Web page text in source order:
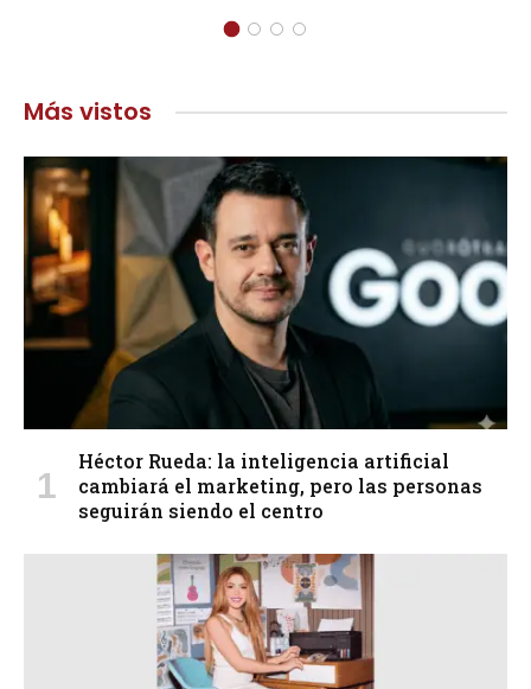
Más vistos
Héctor Rueda: la inteligencia artificial
cambiará el marketing, pero las personas
seguirán siendo el centro